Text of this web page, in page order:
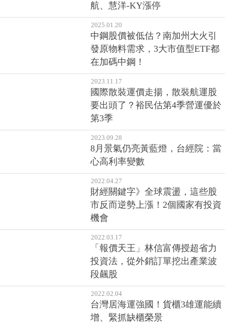
航、慧洋-KY漲停
2025.01.20
中鋼股價被低估？南加州大火引
發原物料需求，3大市值型ETF都
在加碼中鋼！
2023.11.17
國際散裝運價走揚，散裝航運股
要出頭了？裕民估第4季營運優於
第3季
2023.09.28
8月景氣仍亮黃藍燈，台經院：當
心高利率變數
2022.04.27
財經關鍵字》全球震盪，這些股
市反而逆勢上漲！2個國家有投資
機會
2022.03.17
「報價天王」林信富傳授超省力
投資法，從外銷訂單挖出產業波
段飆股
2022.02.04
台灣居海運強國！貨櫃3雄運能續
增、緊抓缺櫃榮景